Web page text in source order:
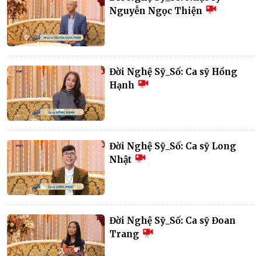
Nguyễn Ngọc Thiện
Đời Nghệ Sỹ_Số: Ca sỹ Hồng
Hạnh
Đời Nghệ Sỹ_Số: Ca sỹ Long
Nhật
Đời Nghệ Sỹ_Số: Ca sỹ Đoan
Trang